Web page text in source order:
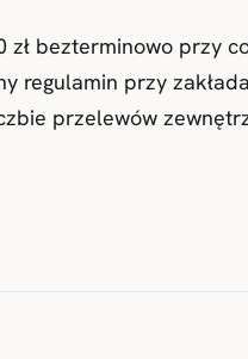
zł bezterminowo przy
regulamin przy
przelewów